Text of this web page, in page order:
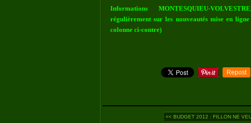
Informations MONTESQUIEU-
régulièrement sur les nouveautés mise en
colonne ci-contre)
Repost
<< BUDGET 2012 : FILLON NE